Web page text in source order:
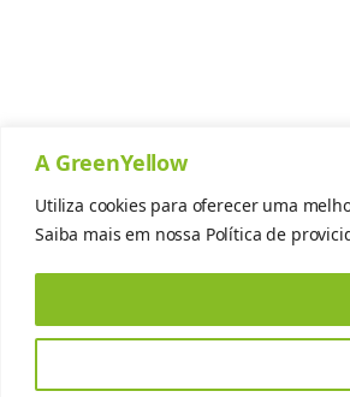
A GreenYellow
Utiliza cookies para oferecer uma
Saiba mais em nossa Política de